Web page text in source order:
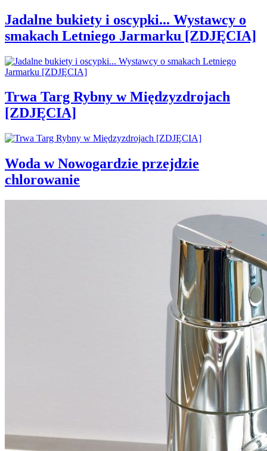
Jadalne bukiety i oscypki... Wystawcy o
smakach Letniego Jarmarku [ZDJĘCIA]
Trwa Targ Rybny w Międzyzdrojach
[ZDJĘCIA]
Woda w Nowogardzie przejdzie
chlorowanie